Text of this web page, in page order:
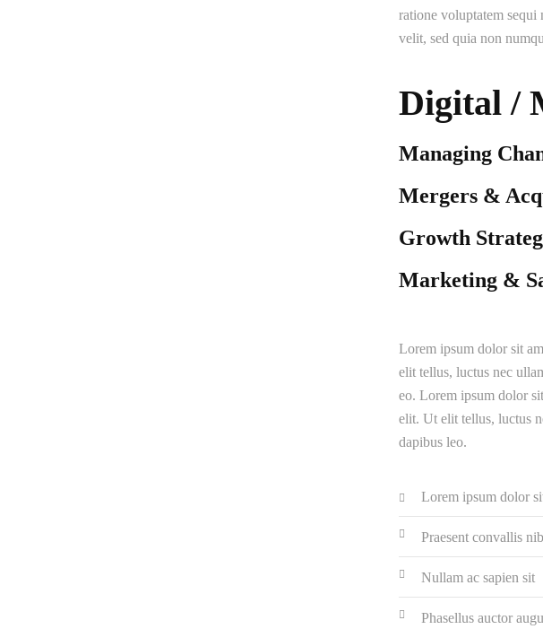
ratione voluptatem sequi
velit, sed quia non
Digital /
Managing
Mergers &
Growth
Marketing &
Lorem ipsum dolor sit
elit tellus, luctus nec
eo. Lorem ipsum dolor
elit. Ut elit tellus, luctus
dapibus leo.
Lorem ipsum dolor
Praesent convallis
Nullam ac sapien sit
Phasellus auctor